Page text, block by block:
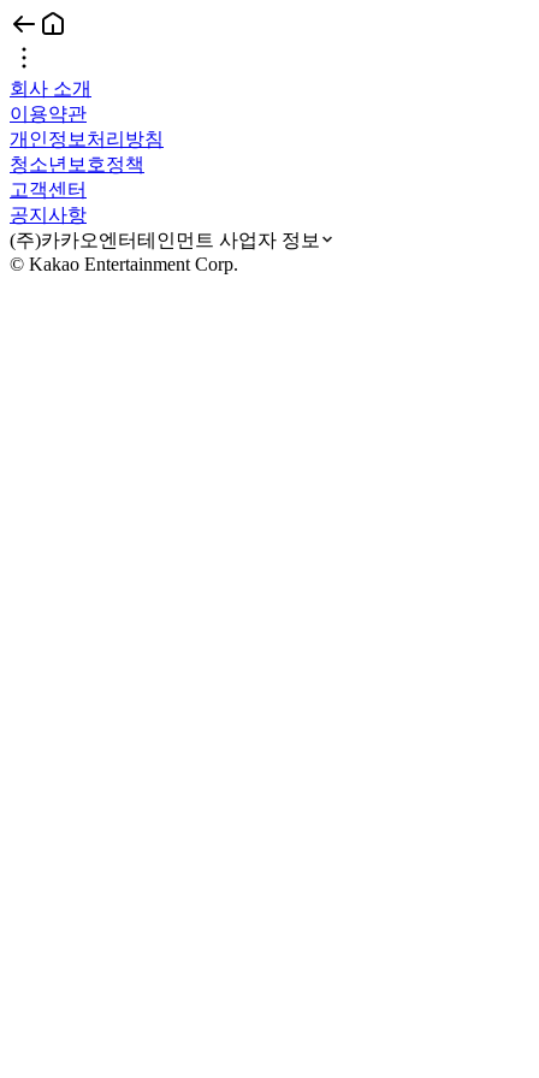
회사 소개
이용약관
개인정보처리방침
청소년보호정책
고객센터
공지사항
(주)카카오엔터테인먼트 사업자 정보
© Kakao Entertainment Corp.